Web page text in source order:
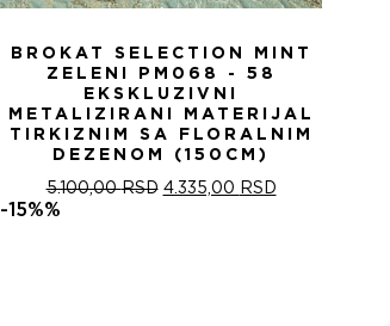
BROKAT SELECTION MINT
ZELENI PM068 - 58
EKSKLUZIVNI
METALIZIRANI MATERIJAL
TIRKIZNIM SA FLORALNIM
DEZENOM (150CM)
5.100,00RSD ОРИГИНАЛНА
4.335,00 RSDТРЕНУТНА
-15%%